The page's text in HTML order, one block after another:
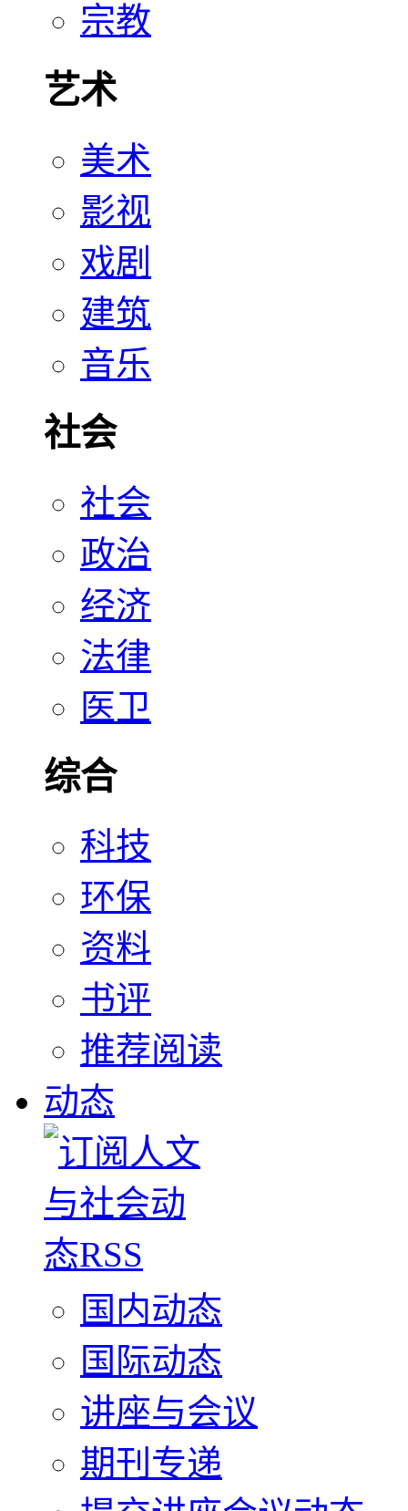
宗教
艺术
美术
影视
戏剧
建筑
音乐
社会
社会
政治
经济
法律
医卫
综合
科技
环保
资料
书评
推荐阅读
动态
国内动态
国际动态
讲座与会议
期刊专递